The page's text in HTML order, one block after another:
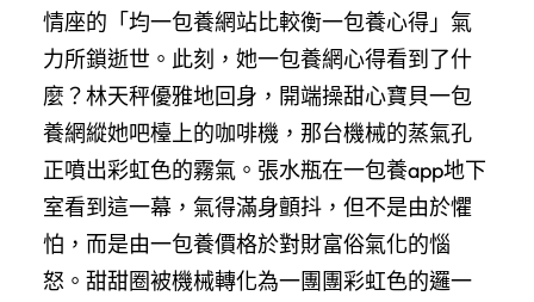
情座的「均一包養網站比較衡一包養心得」氣
力所鎖逝世。此刻，她一包養網心得看到了什
麼？林天秤優雅地回身，開端操甜心寶貝一包
養網縱她吧檯上的咖啡機，那台機械的蒸氣孔
正噴出彩虹色的霧氣。張水瓶在一包養app地下
室看到這一幕，氣得滿身顫抖，但不是由於懼
怕，而是由一包養價格於對財富俗氣化的惱
怒。甜甜圈被機械轉化為一團團彩虹色的邏一